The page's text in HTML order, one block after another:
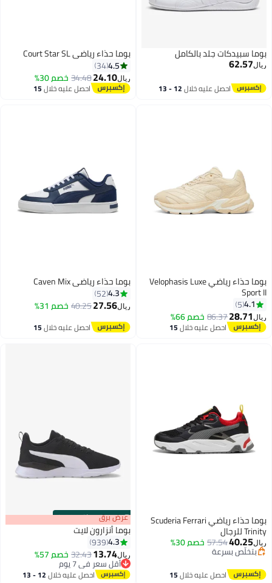
2
بوما سبيدكات جلد بالكامل
ريال62.57
احصل عليه خلال 12 - 13
بوما حذاء رياضي Court Star SL
4.5
34
ريال24.10
34.48خصم 30%
احصل عليه خلال15
بوما حذاء رياضي Velophasis Luxe
Sport II
4.1
5
ريال28.71
86.37خصم 66%
احصل عليه خلال15
بوما حذاء رياضي Caven Mix
4.3
52
ريال27.56
40.25خصم 31%
احصل عليه خلال15
بوما حذاء رياضي Scuderia Ferrari
Trinity للرجال
ريال40.25
57.54خصم 30%
بتخلّص بسرعة
بتخلّص بسرعة
احصل عليه خلال15
00m:00s
·باقي 100%
4
عرض برق
بوما أنزارون لايت
4.3
939
ريال13.74
32.43خصم 57%
أقل سعر في 7 يوم
أقل سعر في 7 يوماحصل عليه خلال 12 - 13